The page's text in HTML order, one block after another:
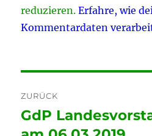
reduzieren.Erfahre, wie
Kommentardaten
ZURÜCK
Vorheriger
Beitrag:
GdP